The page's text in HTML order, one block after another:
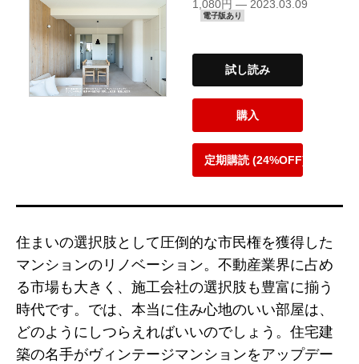
1,080円 — 2023.03.09
電子版あり
試し読み
購入
定期購読 (24%OFF)
住まいの選択肢として圧倒的な市民権を獲得した
マンションのリノベーション。不動産業界に占め
る市場も大きく、施工会社の選択肢も豊富に揃う
時代です。では、本当に住み心地のいい部屋は、
どのようにしつらえればいいのでしょう。住宅建
築の名手がヴィンテージマンションをアップデー